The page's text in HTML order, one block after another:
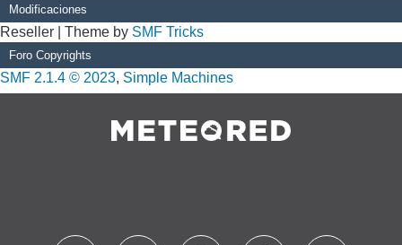
Modificaciones
Reseller | Theme by SMF Tricks
Foro Copyrights
SMF 2.1.4 © 2023, Simple Machines